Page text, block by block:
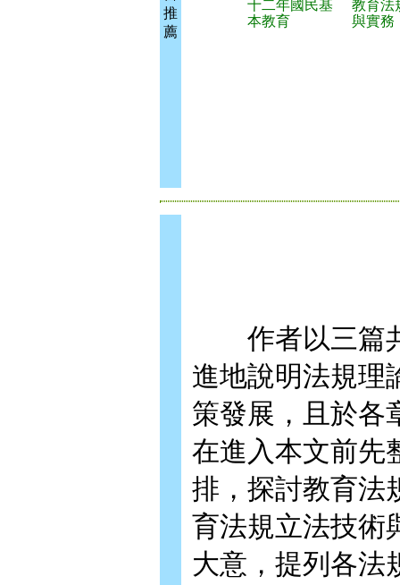
推
薦
十二年國民基
本教育
教育法
與實務
作者以三篇共
進地說明法規理
策發展，且於各
在進入本文前先
排，探討教育法
育法規立法技術
大意，提列各法